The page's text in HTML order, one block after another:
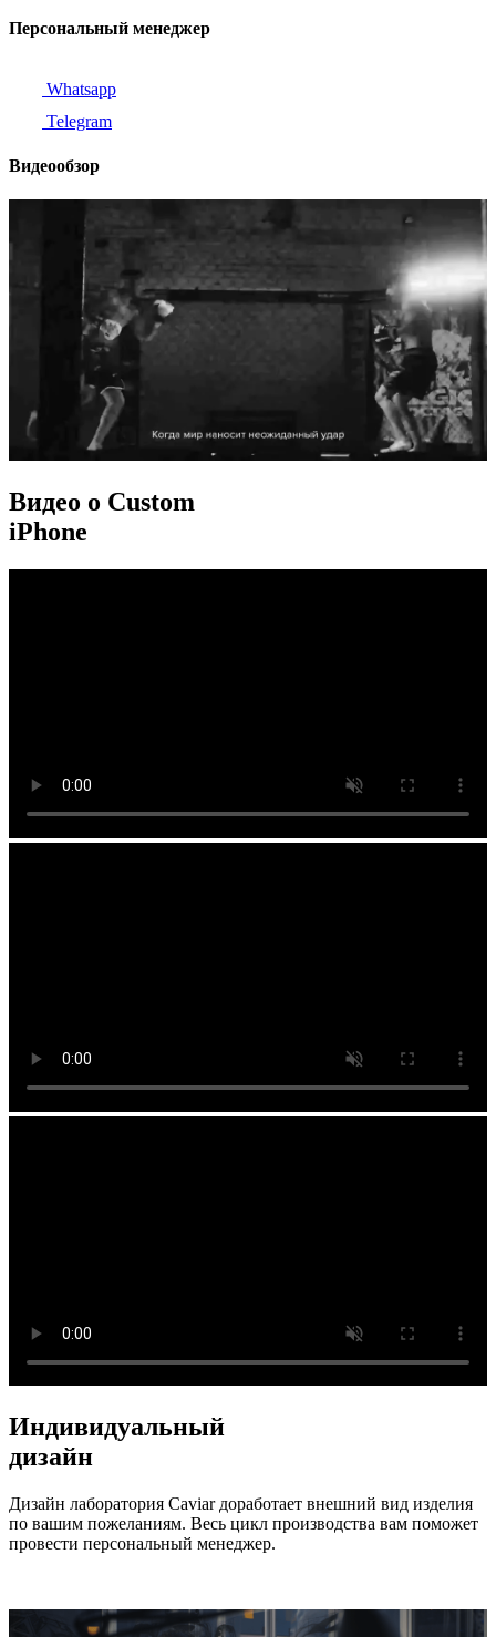
Персональный менеджер
Whatsapp
Telegram
Видеообзор
Видео о Custom
iPhone
Индивидуальный
дизайн
Дизайн лаборатория Caviar доработает внешний вид изделия
по вашим пожеланиям. Весь цикл производства вам поможет
провести персональный менеджер.